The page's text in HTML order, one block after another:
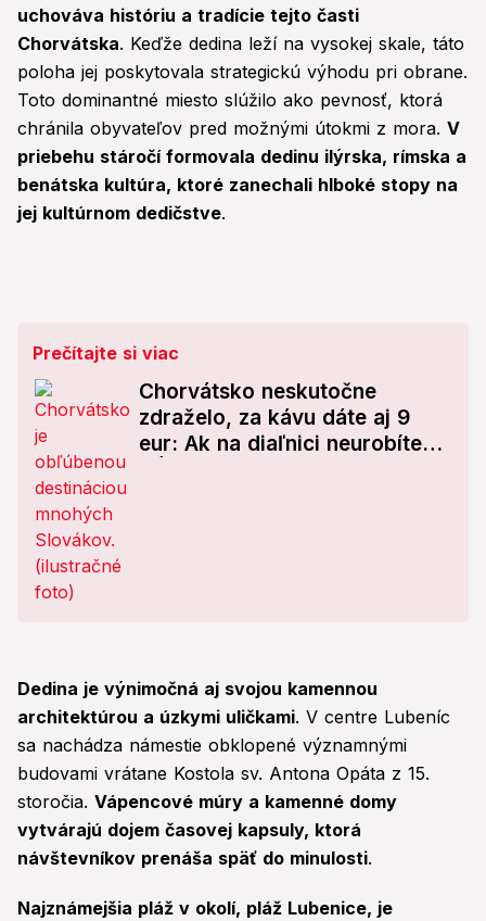
uchováva históriu a tradície tejto časti
Chorvátska. Keďže dedina leží na vysokej skale, táto
poloha jej poskytovala strategickú výhodu pri obrane.
Toto dominantné miesto slúžilo ako pevnosť, ktorá
chránila obyvateľov pred možnými útokmi z mora. V
priebehu stáročí formovala dedinu ilýrska, rímska a
benátska kultúra, ktoré zanechali hlboké stopy na
jej kultúrnom dedičstve.
Prečítajte si viac
Chorvátsko neskutočne
zdraželo, za kávu dáte aj 9
eur: Ak na diaľnici neurobíte
Dedina je výnimočná aj svojou kamennou
architektúrou a úzkymi uličkami. V centre Lubeníc
sa nachádza námestie obklopené významnými
budovami vrátane Kostola sv. Antona Opáta z 15.
storočia. Vápencové múry a kamenné domy
vytvárajú dojem časovej kapsuly, ktorá
návštevníkov prenáša späť do minulosti.
Najznámejšia pláž v okolí, pláž Lubenice, je